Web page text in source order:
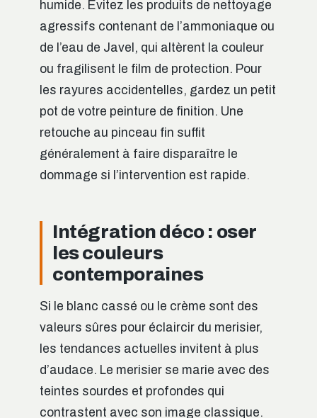
humide. Évitez les produits de nettoyage
agressifs contenant de l’ammoniaque ou
de l’eau de Javel, qui altèrent la couleur
ou fragilisent le film de protection. Pour
les rayures accidentelles, gardez un petit
pot de votre peinture de finition. Une
retouche au pinceau fin suffit
généralement à faire disparaître le
dommage si l’intervention est rapide.
Intégration déco : oser
les couleurs
contemporaines
Si le blanc cassé ou le crème sont des
valeurs sûres pour éclaircir du merisier,
les tendances actuelles invitent à plus
d’audace. Le merisier se marie avec des
teintes sourdes et profondes qui
contrastent avec son image classique.